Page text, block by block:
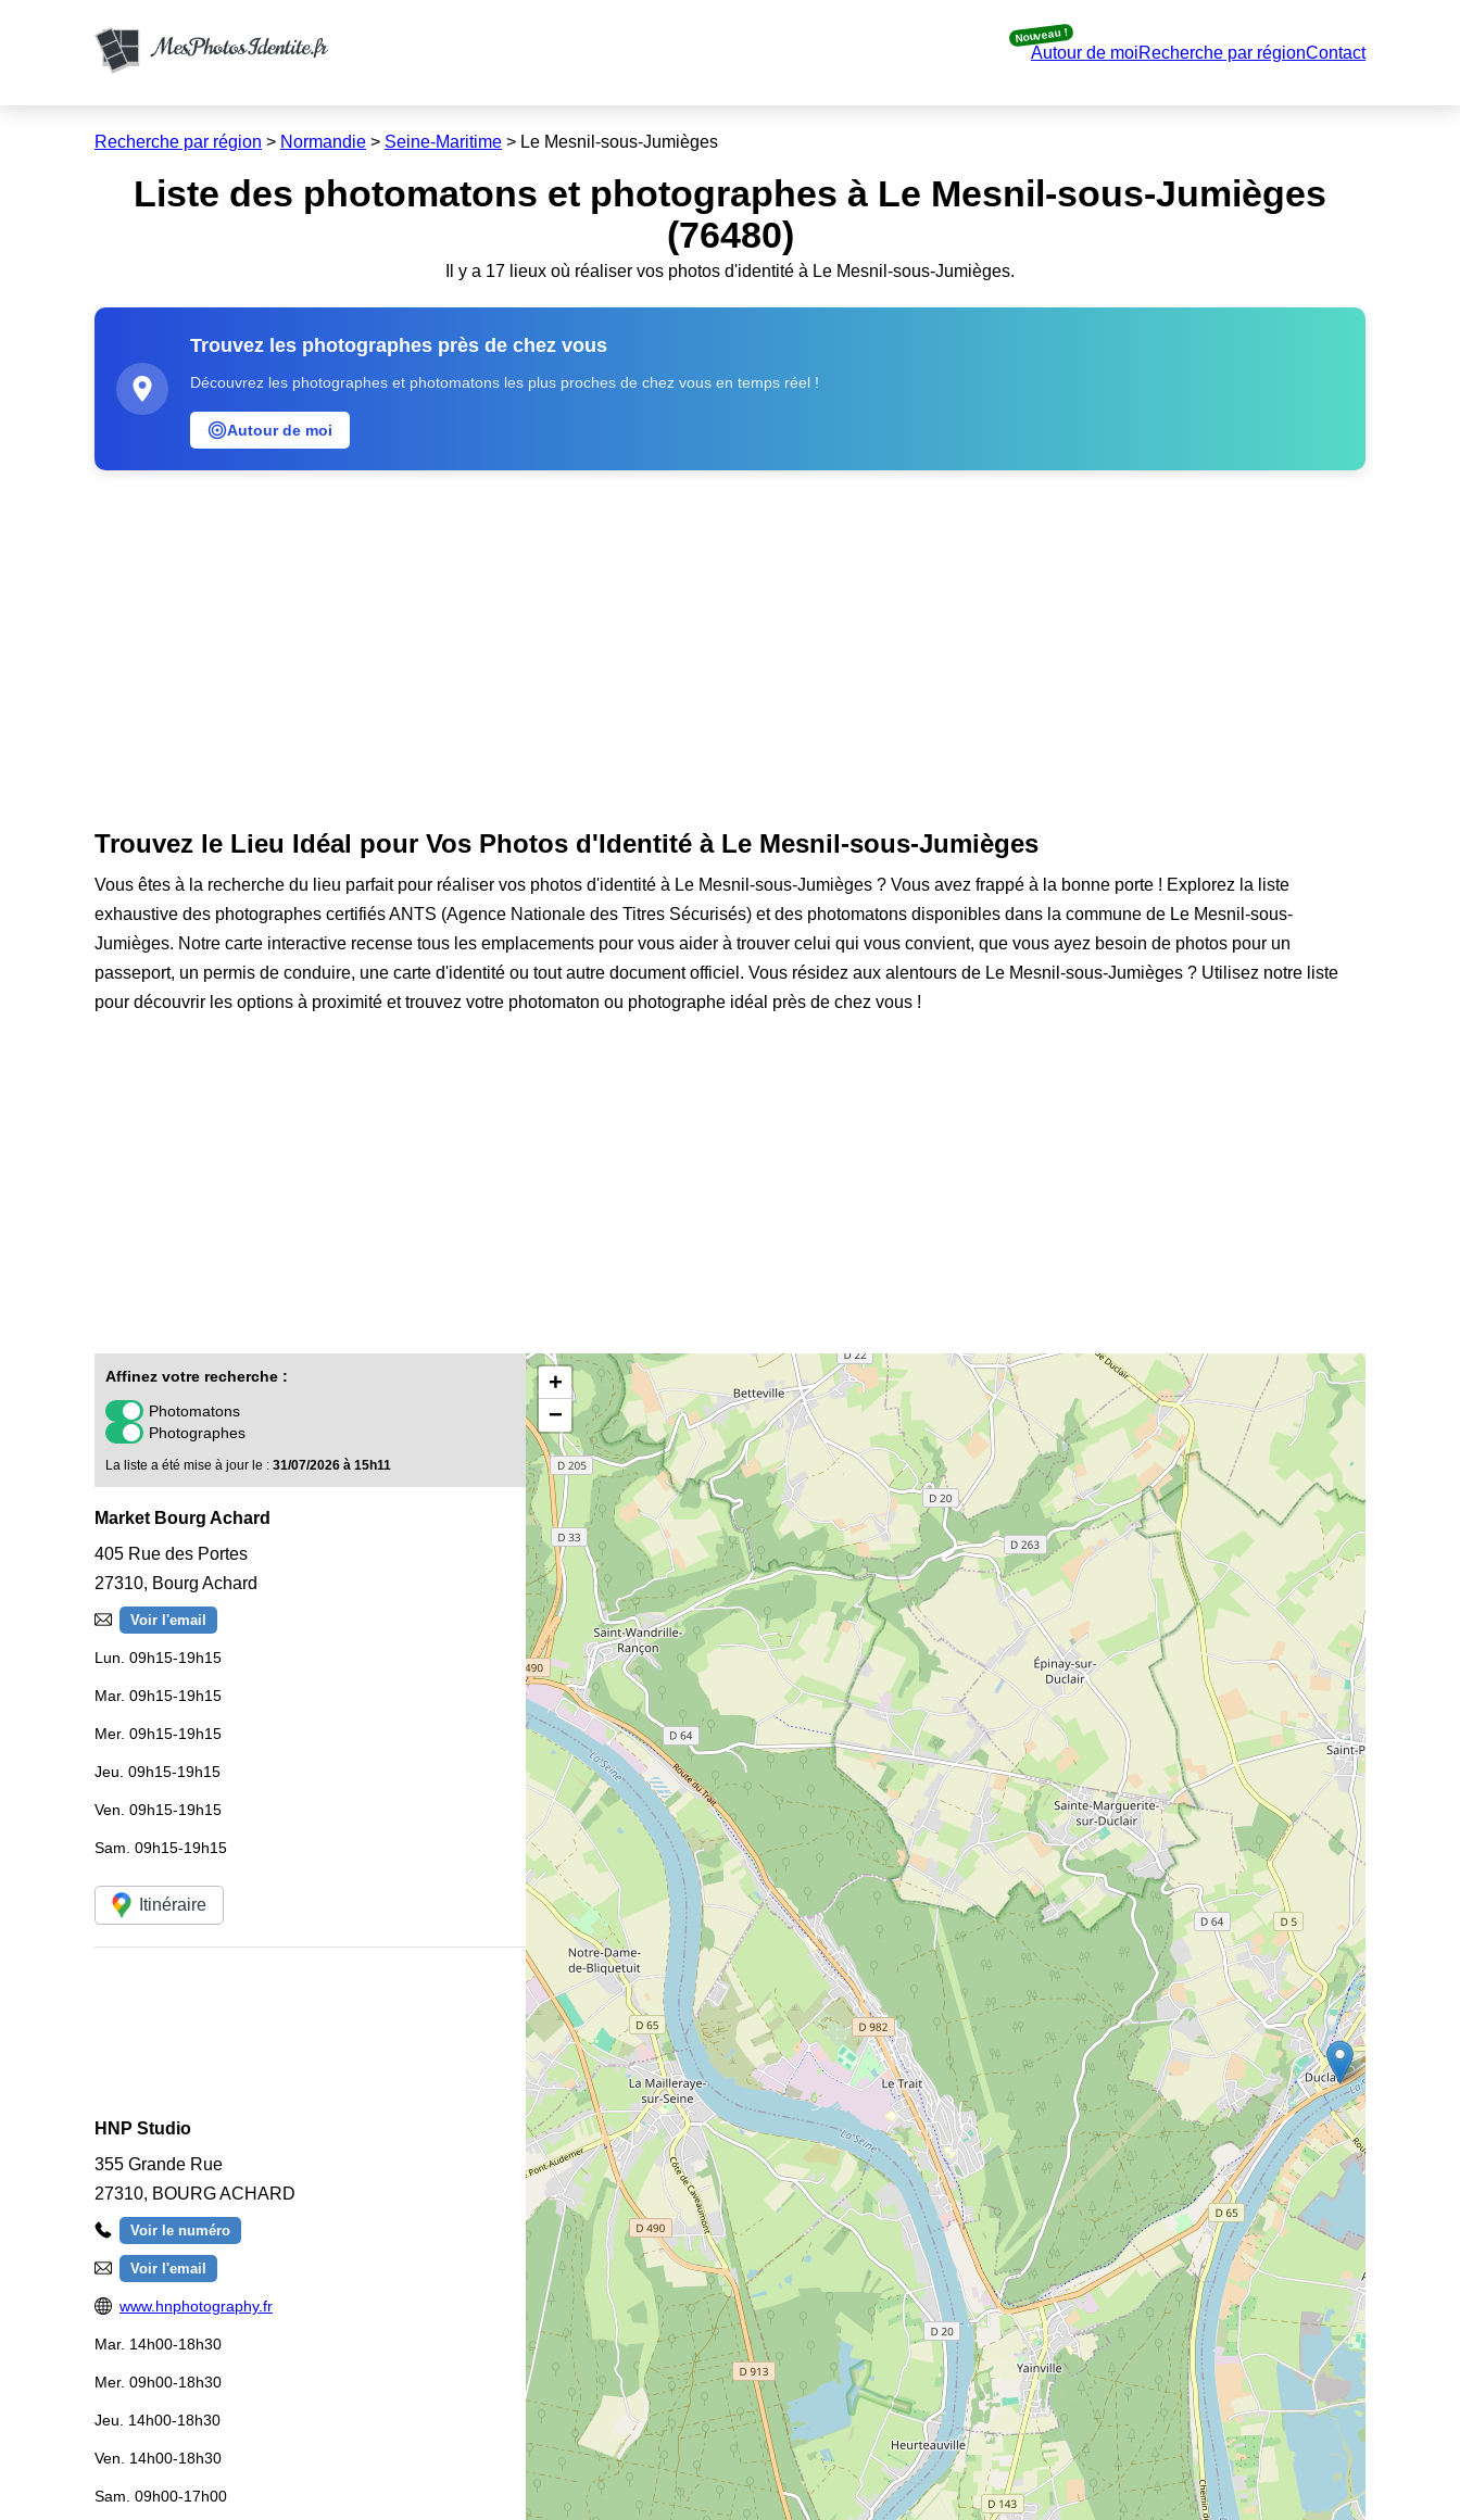
Autour de moi
Nouveau !
Recherche par régionContact
Recherche par région > Normandie > Seine-Maritime > Le Mesnil-sous-Jumièges
Liste des photomatons et photographes à Le Mesnil-sous-Jumièges
(76480)
Il y a 17 lieux où réaliser vos photos d'identité à Le Mesnil-sous-Jumièges.
Trouvez les photographes près de chez vous
Découvrez les photographes et photomatons les plus proches de chez vous en temps réel !
Autour de moi
Trouvez le Lieu Idéal pour Vos Photos d'Identité à Le Mesnil-sous-Jumièges
Vous êtes à la recherche du lieu parfait pour réaliser vos photos d'identité à Le Mesnil-sous-Jumièges ? Vous avez frappé à la bonne porte ! Explorez la liste
exhaustive des photographes certifiés ANTS (Agence Nationale des Titres Sécurisés) et des photomatons disponibles dans la commune de Le Mesnil-sous-
Jumièges. Notre carte interactive recense tous les emplacements pour vous aider à trouver celui qui vous convient, que vous ayez besoin de photos pour un
passeport, un permis de conduire, une carte d'identité ou tout autre document officiel. Vous résidez aux alentours de Le Mesnil-sous-Jumièges ? Utilisez notre liste
pour découvrir les options à proximité et trouvez votre photomaton ou photographe idéal près de chez vous !
Affinez votre recherche :
Photomatons
Photographes
La liste a été mise à jour le : 31/07/2026 à 15h11
Market Bourg Achard
405 Rue des Portes
27310, Bourg Achard
Voir l'email
Lun. 09h15-19h15
Mar. 09h15-19h15
Mer. 09h15-19h15
Jeu. 09h15-19h15
Ven. 09h15-19h15
Sam. 09h15-19h15
Itinéraire
HNP Studio
355 Grande Rue
27310, BOURG ACHARD
Voir le numéro
Voir l'email
www.hnphotography.fr
Mar. 14h00-18h30
Mer. 09h00-18h30
Jeu. 14h00-18h30
Ven. 14h00-18h30
Sam. 09h00-17h00
+
−